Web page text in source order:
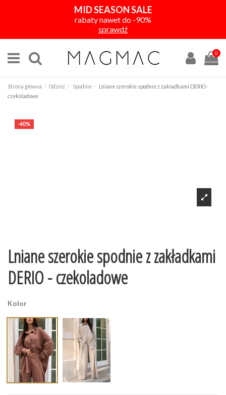
MID SEASON SALE
rabaty nawet do -90%
sprawdź
0
Strona główna Odzież Spodnie
Lniane szerokie spodnie z zakładkami DERIO -
czekoladowe
-40%
Lniane szerokie spodnie z zakładkami
DERIO - czekoladowe
Kolor